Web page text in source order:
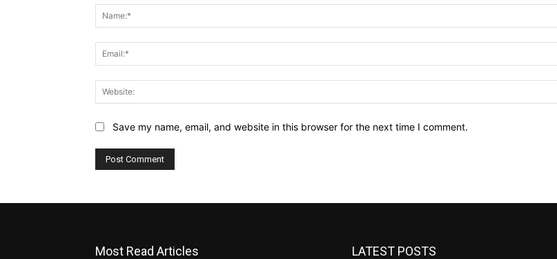
Save my name, email, and website in this browser for the next time I comment.
Most Read Articles LATEST POSTS